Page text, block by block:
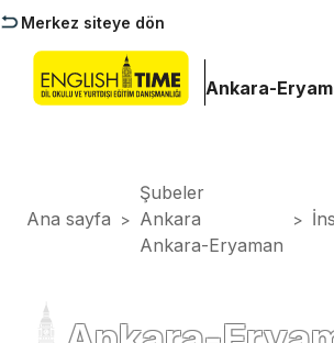
Merkez siteye dön
Ankara-
Ana sayfa >
Şubeler
Ankara
Ankara-Eryaman
>